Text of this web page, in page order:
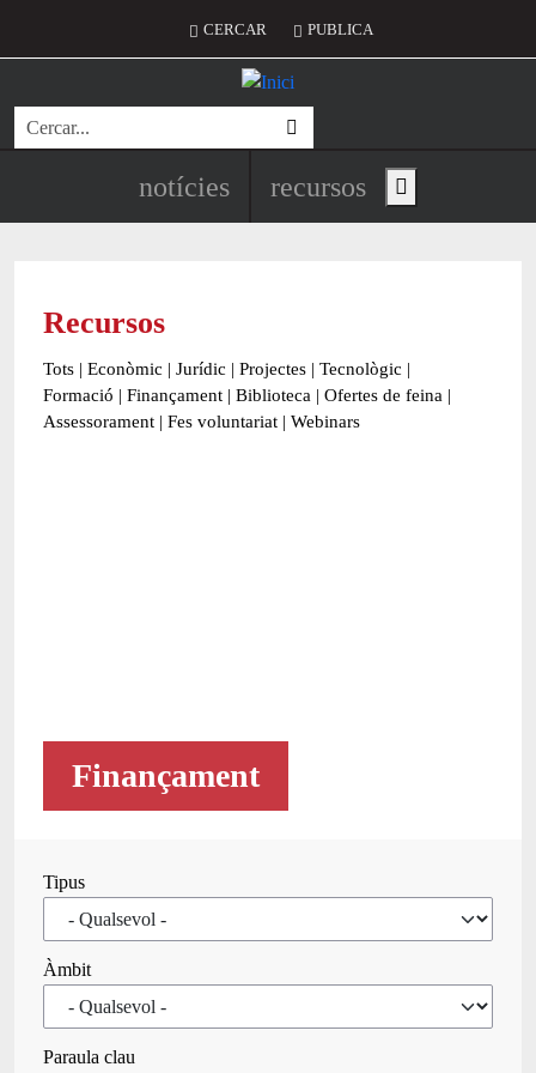
Menú del compte d'usuari
CERCAR PUBLICA
Cerca
Navegació principal de
notícies recursos Show main menu
Recursos
Tots | Econòmic | Jurídic | Projectes | Tecnològic |
Formació | Finançament | Biblioteca | Ofertes de feina |
Assessorament | Fes voluntariat | Webinars
Finançament
Tipus
Àmbit
Paraula clau